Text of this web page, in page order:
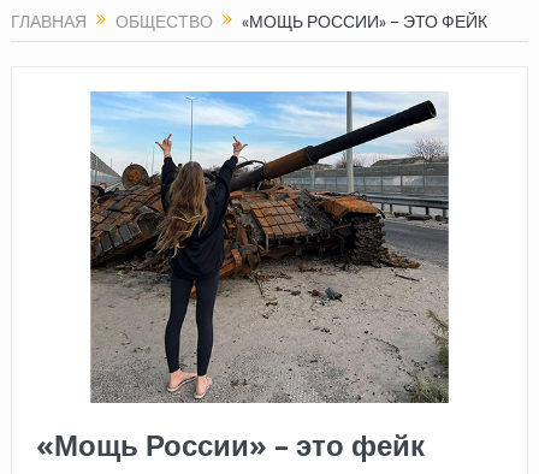
ГЛАВНАЯ ОБЩЕСТВО «МОЩЬ РОССИИ» – ЭТО ФЕЙК
«Мощь России» – это фейк